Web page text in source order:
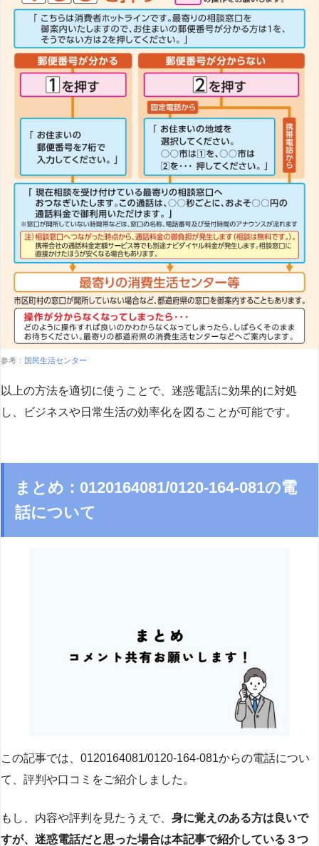
参考： 国民生活センター
以上の方法を適切に使うことで、迷惑電話に効果的に対処
し、ビジネスや日常生活の効率化を図ることが可能です。
まとめ：0120164081/0120-164-081の電
話について
この記事では、0120164081/0120-164-081からの電話につい
て、評判や口コミをご紹介しました。
もし、内容や評判を見たうえで、 身に覚えのある方は良いで
すが、迷惑電話だと思った場合は本記事で紹介している３つ